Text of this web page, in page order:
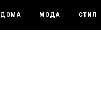
ДОМА МОДА СТИЛ